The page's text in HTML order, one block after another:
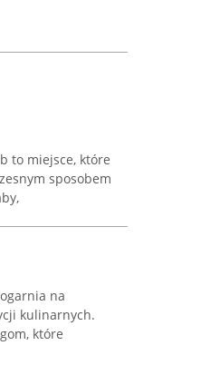
to miejsce, które
sposobem
na
kulinarnych.
które